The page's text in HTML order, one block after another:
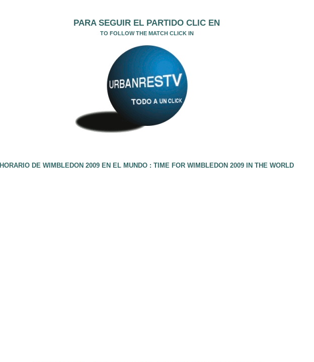
PARA SEGUIR EL PARTIDO CLIC EN
TO FOLLOW THE MATCH CLICK IN
HORARIO DE WIMBLEDON 2009 EN EL MUNDO : TIME FOR WIMBLEDON 2009 IN THE WORLD